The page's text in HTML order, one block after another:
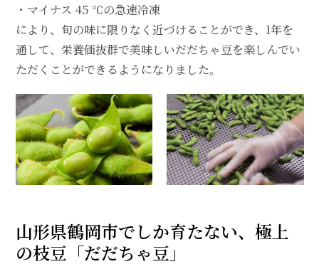
・マイナス 45 ℃の急速冷凍
により、旬の味に限りなく近づけることができ、1年を
通して、栄養価抜群で美味しいだだちゃ豆を楽しんでい
ただくことができるようになりました。
山形県鶴岡市でしか育たない、極上
の枝豆「だだちゃ豆」